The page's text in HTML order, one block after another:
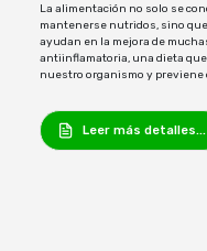
La alimentación no solo se
mantenerse nutridos, sino
ayudan en la mejora de
antiinflamatoria, una dieta
nuestro organismo y previene
Leer más detalles...